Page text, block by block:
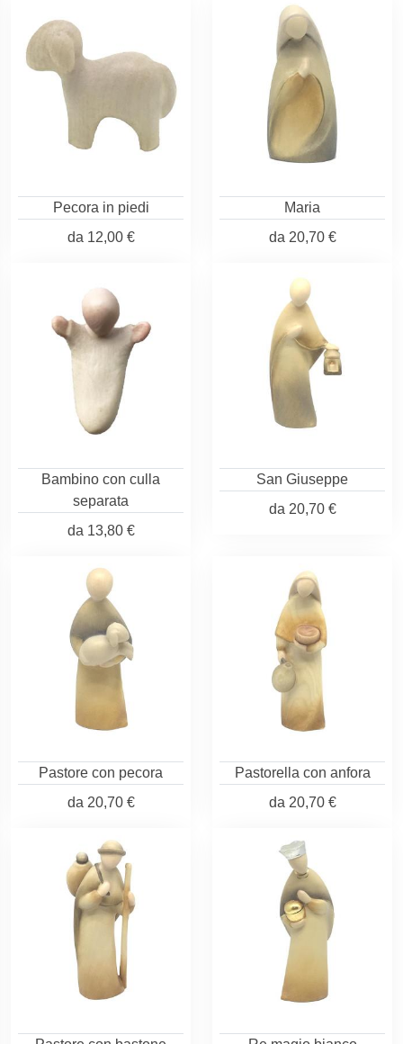
Pecora in piedi
da 12,00 €
Maria
da 20,70 €
Bambino con culla
separata
da 13,80 €
San Giuseppe
da 20,70 €
Pastore con pecora
da 20,70 €
Pastorella con anfora
da 20,70 €